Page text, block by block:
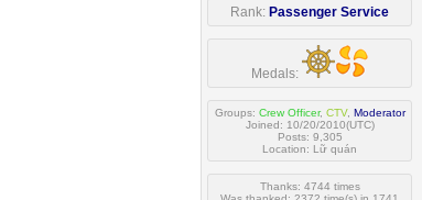
Rank: Passenger Service
Medals:
Groups: Crew Officer, CTV, Moderator
Joined: 10/20/2010(UTC)
Posts: 9,305
Location: Lữ quán
Thanks: 4744 times